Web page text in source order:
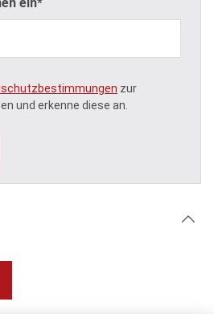
ein*
zur
und erkenne diese an.